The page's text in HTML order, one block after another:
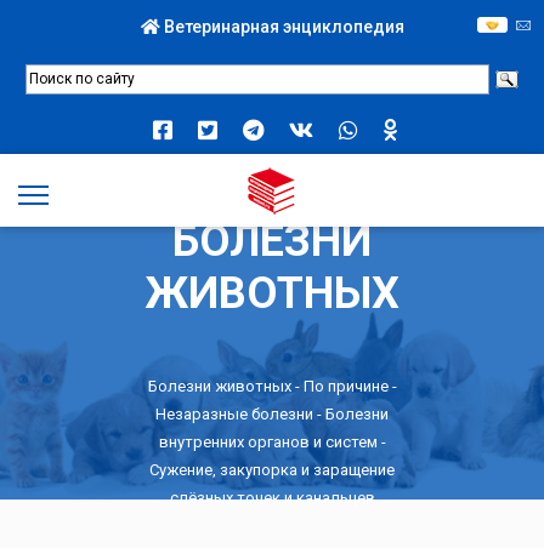
Ветеринарная энциклопедия
БОЛЕЗНИ
ЖИВОТНЫХ
Болезни животных - По причине-
Незаразные болезни - Болезни
внутренних органов и систем -
Сужение, закупорка и заращение
слёзных точек и канальцев